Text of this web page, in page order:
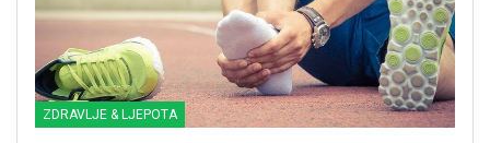
ZDRAVLJE & LJEPOTA